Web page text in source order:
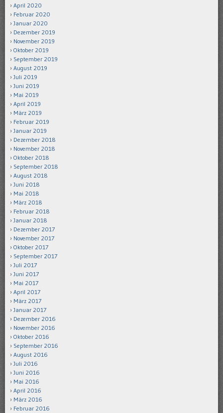
April 2020
Februar 2020
Januar 2020
Dezember 2019
November 2019
Oktober 2019
September 2019
August 2019
Juli 2019
Juni 2019
Mai 2019
April 2019
März 2019
Februar 2019
Januar 2019
Dezember 2018
November 2018
Oktober 2018
September 2018
August 2018
Juni 2018
Mai 2018
März 2018
Februar 2018
Januar 2018
Dezember 2017
November 2017
Oktober 2017
September 2017
Juli 2017
Juni 2017
Mai 2017
April 2017
März 2017
Januar 2017
Dezember 2016
November 2016
Oktober 2016
September 2016
August 2016
Juli 2016
Juni 2016
Mai 2016
April 2016
März 2016
Februar 2016